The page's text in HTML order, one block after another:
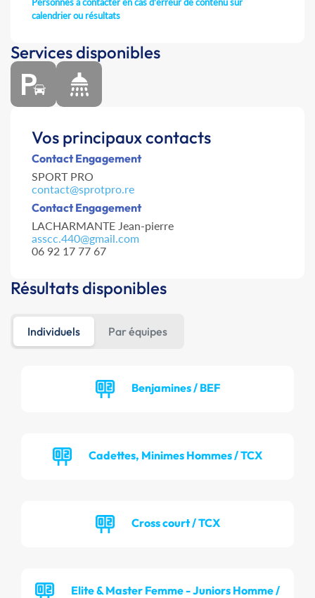
calendrier ou résultats
Services disponibles
Vos principaux contacts
Contact Engagement
SPORT PRO
contact@sprotpro.re
Contact Engagement
LACHARMANTE Jean-pierre
asscc.440@gmail.com
06 92 17 77 67
Résultats disponibles
Individuels Par équipes
Benjamines / BEF
Cadettes, Minimes Hommes / TCX
Cross court / TCX
Elite & Master Femme - Juniors Homme /